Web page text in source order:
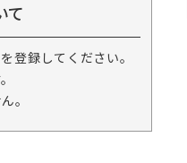
て
登録してください。
。